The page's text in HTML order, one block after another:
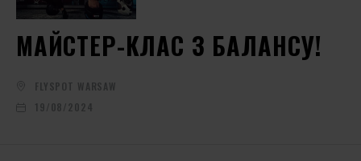
МАЙСТЕР-КЛАС З БАЛАНСУ!
FLYSPOT WARSAW
19/08/2024